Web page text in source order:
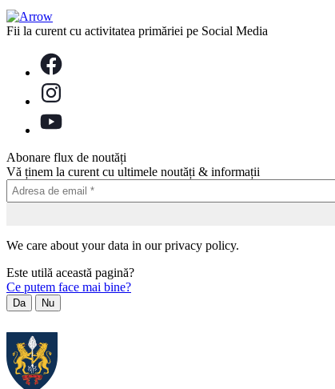
Fii la curent cu activitatea primăriei pe Social Media
Abonare flux de noutăți
Vă ținem la curent cu ultimele noutăți & informații
We care about your data in our privacy policy.
Este utilă această pagină?
Ce putem face mai bine?
Da Nu